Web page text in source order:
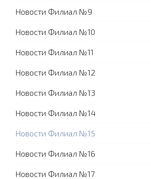
Новости Филиал №9
Новости Филиал №10
Новости Филиал №11
Новости Филиал №12
Новости Филиал №13
Новости Филиал №14
Новости Филиал №15
Новости Филиал №16
Новости Филиал №17